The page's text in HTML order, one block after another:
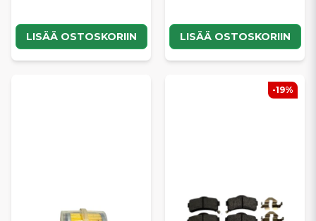
LISÄÄ OSTOSKORIIN LISÄÄ OSTOSKORIIN
-19%